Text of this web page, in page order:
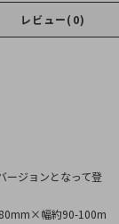
レビュー(0)
ージョンとなって登
幅約90-100m